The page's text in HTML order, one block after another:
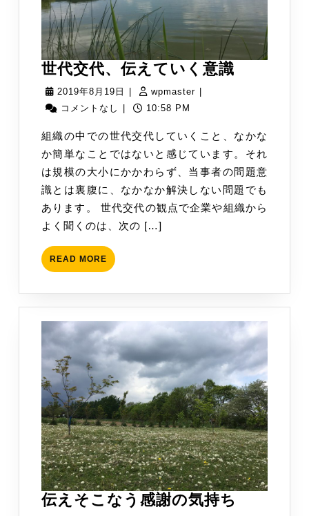
定
点
観
測
世代交代、伝えていく意識
伝
え
て
い
く
2019年8月19日
2019
年
月
19
日
wpmaster wpmaster
コメントなし
10:58 PM
組織の中での世代交代していくこと、なかな
か簡単なことではないと感じています。それ
は規模の大小にかかわらず、当事者の問題意
識とは裏腹に、なかなか解決しない問題でも
あります。 世代交代の観点で企業や組織から
よく聞くのは、次の […]
READ MORE READ
MORE
伝えそこなう感謝の気持ち